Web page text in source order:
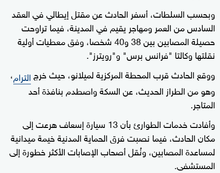
وبحسب السلطات، أسفر الحادث عن مقتل إيطالي في العقد
السادس من العمر ومهاجر يقيم في المدينة، فيما تراوحت
حصيلة المصابين بين 38 و40 شخصا، وفق معطيات أولية
نقلتها وكالتا "فرانس برس" و"رويترز".
ووقع الحادث قرب المحطة المركزية لميلانو، حيث خرجالترام،
وهو من الطراز الحديث، عن السكة واصطدم بنافذة أحد
المتاجر.
وأفادت خدمات الطوارئ بأن 13 سيارة إسعاف هرعت إلى
مكان الحادث، فيما نصبت فرق الحماية المدنية خيمة ميدانية
لمساعدة المصابين، ونُقل أصحاب الإصابات الأكثر خطورة إلى
المستشفى.